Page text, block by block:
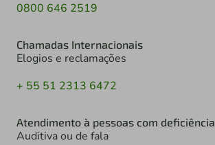
0800 646 2519
Chamadas Internacionais
Elogios e reclamações
+ 55 51 2313 6472
Atendimento à pessoas com deficiência
Auditiva ou de fala